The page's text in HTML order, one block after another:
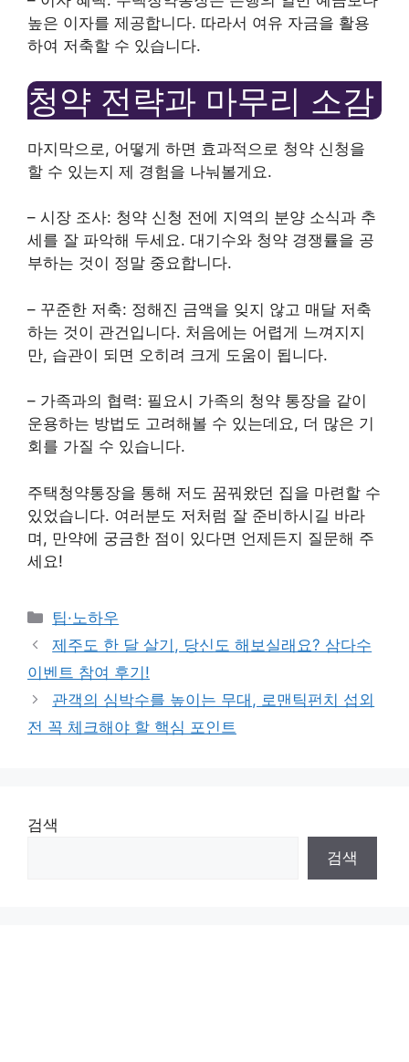
높은 이자를 제공합니다. 따라서 여유 자금을 활용
하여 저축할 수 있습니다.
청약 전략과 마무리 소감
마지막으로, 어떻게 하면 효과적으로 청약 신청을
할 수 있는지 제 경험을 나눠볼게요.
– 시장 조사: 청약 신청 전에 지역의 분양 소식과 추
세를 잘 파악해 두세요. 대기수와 청약 경쟁률을 공
부하는 것이 정말 중요합니다.
– 꾸준한 저축: 정해진 금액을 잊지 않고 매달 저축
하는 것이 관건입니다. 처음에는 어렵게 느껴지지
만, 습관이 되면 오히려 크게 도움이 됩니다.
– 가족과의 협력: 필요시 가족의 청약 통장을 같이
운용하는 방법도 고려해볼 수 있는데요, 더 많은 기
회를 가질 수 있습니다.
주택청약통장을 통해 저도 꿈꿔왔던 집을 마련할 수
있었습니다. 여러분도 저처럼 잘 준비하시길 바라
며, 만약에 궁금한 점이 있다면 언제든지 질문해 주
세요!
Categories
팁·노하우
제주도 한 달 살기, 당신도 해보실래요? 삼다수
이벤트 참여 후기!
관객의 심박수를 높이는 무대, 로맨틱펀치 섭외
전 꼭 체크해야 할 핵심 포인트
검색
검색